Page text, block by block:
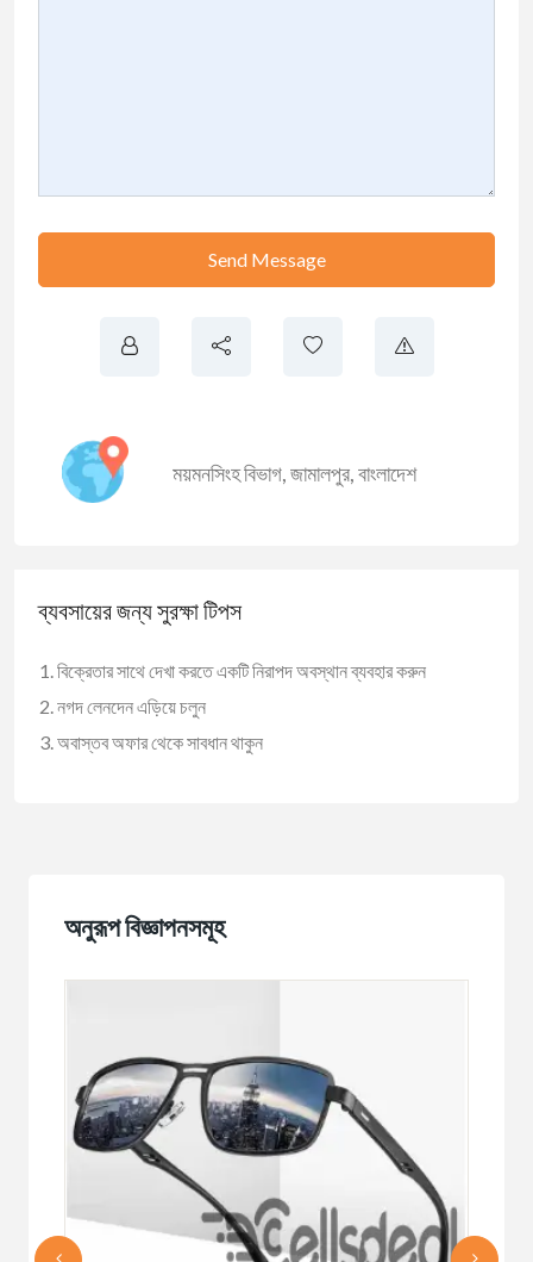
Send Message
ময়মনসিংহ বিভাগ,জামালপুর,বাংলাদেশ
ব্যবসায়ের জন্য সুরক্ষা টিপস
বিক্রেতার সাথে দেখা করতে একটি নিরাপদ অবস্থান ব্যবহার করুন
নগদ লেনদেন এড়িয়ে চলুন
অবাস্তব অফার থেকে সাবধান থাকুন
অনুরূপ বিজ্ঞাপনসমূহ